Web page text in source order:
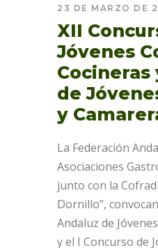
23 DE MARZO DE
XII
Jóvenes
Cocineras
de
y
La Federación
Asociaciones
junto con la
Dornillo”,
Andaluz de
y el I Concurso de